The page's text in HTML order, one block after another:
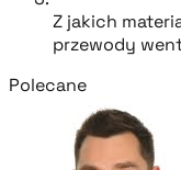
Z jakich
przewody
Polecane